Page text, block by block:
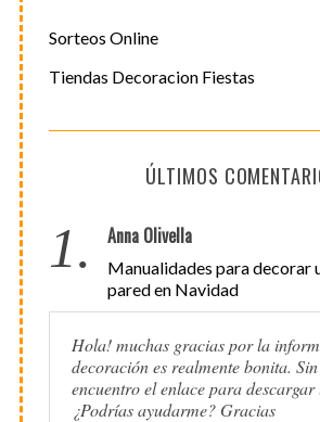
Sorteos Online
Tiendas Decoracion Fiestas
ÚLTIMOS
1. Anna Olivella
Manualidades para decorar
pared en Navidad
Hola! muchas gracias por la
decoración es realmente bonita.
encuentro el enlace para
¿Podrías ayudarme? Gracias